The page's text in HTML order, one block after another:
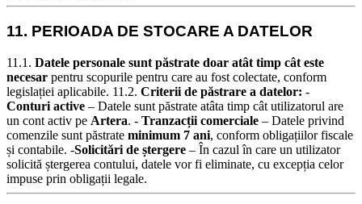
11. PERIOADA DE STOCARE A DATELOR
11.1. Datele personale sunt păstrate doar atât timp cât este
necesar pentru scopurile pentru care au fost colectate, conform
legislației aplicabile. 11.2. Criterii de păstrare a datelor: -
Conturi active – Datele sunt păstrate atâta timp cât utilizatorul are
un cont activ pe Artera. - Tranzacții comerciale – Datele privind
comenzile sunt păstrate minimum 7 ani, conform obligațiilor fiscale
și contabile. -Solicitări de ștergere – În cazul în care un utilizator
solicită ștergerea contului, datele vor fi eliminate, cu excepția celor
impuse prin obligații legale.